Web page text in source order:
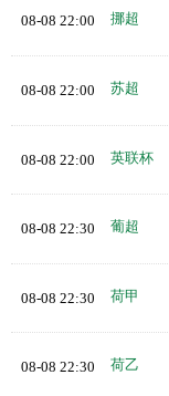
08-08 22:00 挪超
08-08 22:00 苏超
08-08 22:00 英联杯
08-08 22:30 葡超
08-08 22:30 荷甲
08-08 22:30 荷乙